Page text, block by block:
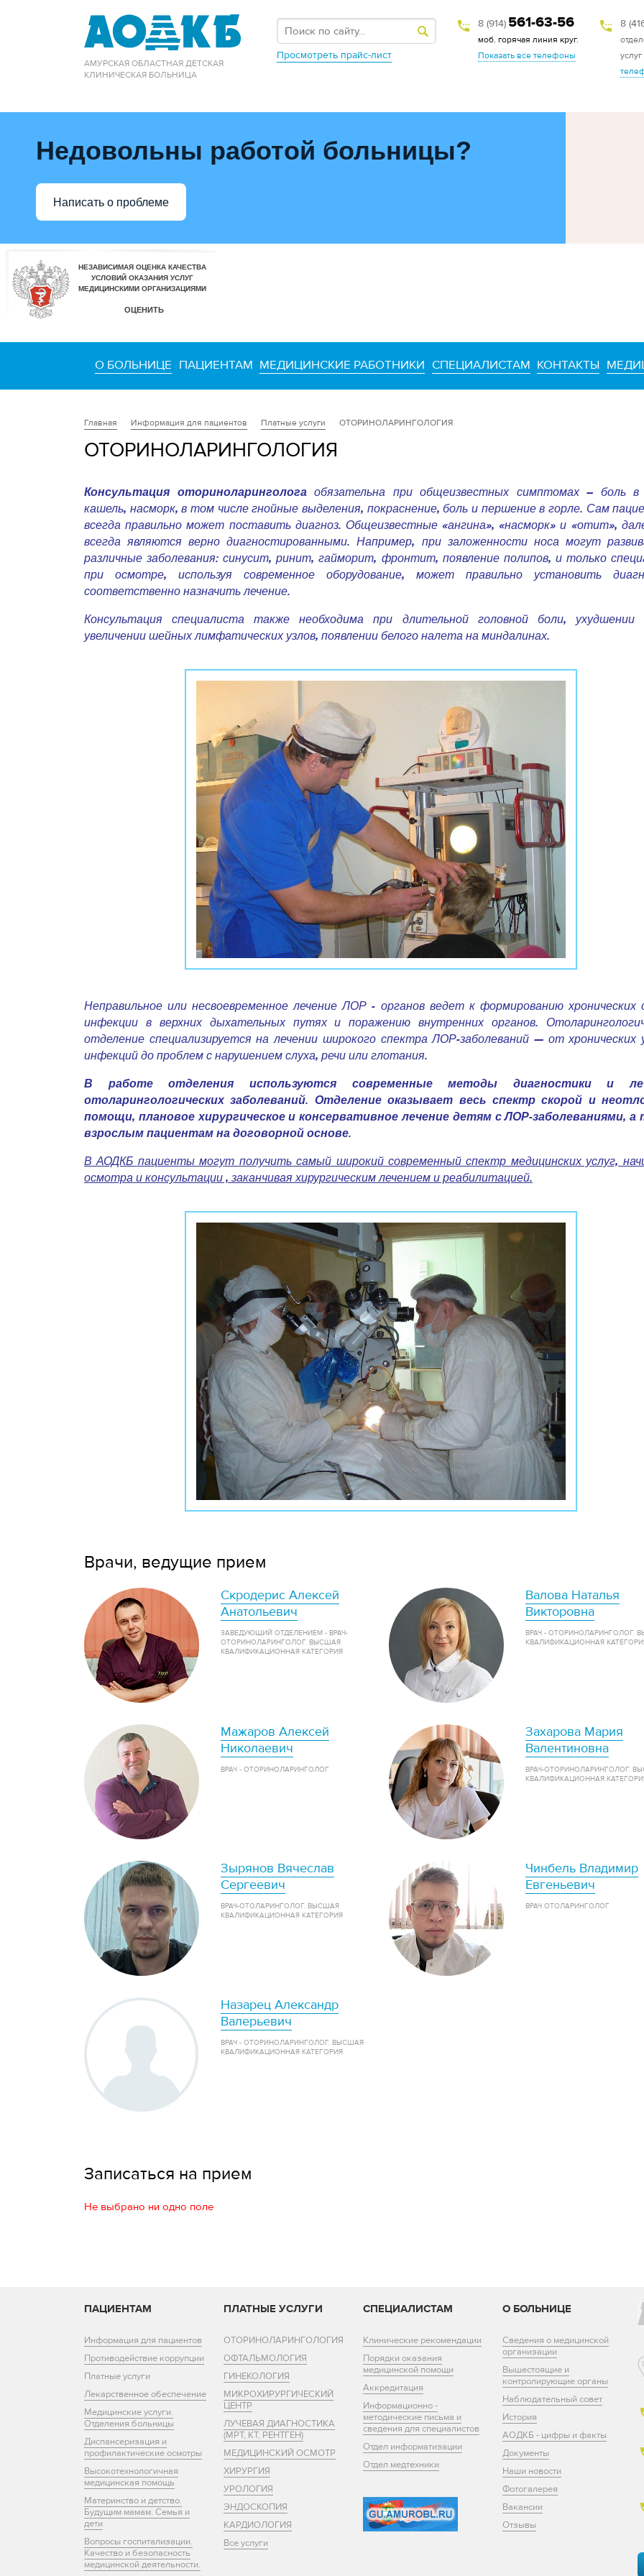
АМУРСКАЯ ОБЛАСТНАЯ ДЕТСКАЯ
КЛИНИЧЕСКАЯ БОЛЬНИЦА
Просмотреть прайс-лист
8 (914) 561-63-56
моб. горячая линия круг.
Показать все телефоны
8
услуг
Недовольны работой больницы?
Написать о проблеме
О БОЛЬНИЦЕ ПАЦИЕНТАМ МЕДИЦИНСКИЕ РАБОТНИКИ СПЕЦИАЛИСТАМ КОНТАКТЫ
Главная Информация для пациентов Платные услуги ОТОРИНОЛАРИНГОЛОГИЯ
ОТОРИНОЛАРИНГОЛОГИЯ
Консультация оториноларингологаобязательна при общеизвестных симптомах – боль в
кашель, насморк, в том числе гнойные выделения, покраснение, боль и першение в горле. Сам
всегда правильно может поставить диагноз. Общеизвестные «ангина», «насморк» и «отит»,
всегда являются верно диагностированными. Например, при заложенности носа могут
различные заболевания: синусит, ринит, гайморит, фронтит, появление полипов, и только
при осмотре, используя современное оборудование, может правильно установить
соответственно назначить лечение.
Консультация специалиста также необходима при длительной головной боли, ухудшении
увеличении шейных лимфатических узлов, появлении белого налета на миндалинах.
Неправильное или несвоевременное лечение ЛОР - органов ведет к формированию хронических
инфекции в верхних дыхательных путях и поражению внутренних органов.
отделение специализируется на лечении широкого спектра ЛОР-заболеваний — от хронических
инфекций до проблем с нарушением слуха, речи или глотания.
В работе отделения используются современные методы диагностики и
отоларингологических заболеваний. Отделение оказывает весь спектр скорой и
помощи, плановое хирургическое и консервативное лечение детям с ЛОР-заболеваниями, а
взрослым пациентам на договорной основе.
В АОДКБ пациенты могут получить самый широкий современный спектр медицинских услуг,
осмотра и консультации , заканчивая хирургическим лечением и реабилитацией.
Врачи, ведущие прием
Скродерис Алексей
Анатольевич
ЗАВЕДУЮЩИЙ ОТДЕЛЕНИЕМ - ВРАЧ-
ОТОРИНОЛАРИНГОЛОГ. ВЫСШАЯ
КВАЛИФИКАЦИОННАЯ КАТЕГОРИЯ
Валова Наталья
Викторовна
ВРАЧ - ОТОРИНОЛАРИНГОЛОГ.
КВАЛИФИКАЦИОННАЯ
Мажаров Алексей
Николаевич
ВРАЧ - ОТОРИНОЛАРИНГОЛОГ
Захарова Мария
Валентиновна
ВРАЧ-ОТОРИНОЛАРИНГОЛОГ.
КВАЛИФИКАЦИОННАЯ
Зырянов Вячеслав
Сергеевич
ВРАЧ-ОТОЛАРИНГОЛОГ. ВЫСШАЯ
КВАЛИФИКАЦИОННАЯ КАТЕГОРИЯ
Чинбель Владимир
Евгеньевич
ВРАЧ ОТОЛАРИНГОЛОГ
Назарец Александр
Валерьевич
ВРАЧ - ОТОРИНОЛАРИНГОЛОГ. ВЫСШАЯ
КВАЛИФИКАЦИОННАЯ КАТЕГОРИЯ
Записаться на прием
Не выбрано ни одно поле
ПАЦИЕНТАМ
Информация для пациентов
Противодействие коррупции
Платные услуги
Лекарственное обеспечение
Медицинские услуги.
Отделения больницы
Диспансеризация и
профилактические осмотры
Высокотехнологичная
медицинская помощь
Материнство и детство.
Будущим мамам. Семья и
дети
Вопросы госпитализации.
Качество и безопасность
медицинской деятельности.
ПЛАТНЫЕ УСЛУГИ
ОТОРИНОЛАРИНГОЛОГИЯ
ОФТАЛЬМОЛОГИЯ
ГИНЕКОЛОГИЯ
МИКРОХИРУРГИЧЕСКИЙ
ЦЕНТР
ЛУЧЕВАЯ ДИАГНОСТИКА
(МРТ, КТ, РЕНТГЕН)
МЕДИЦИНСКИЙ ОСМОТР
ХИРУРГИЯ
УРОЛОГИЯ
ЭНДОСКОПИЯ
КАРДИОЛОГИЯ
Все услуги
СПЕЦИАЛИСТАМ
Клинические рекомендации
Порядки оказания
медицинской помощи
Аккредитация
Информационно -
методические письма и
сведения для специалистов
Отдел информатизации
Отдел медтехники
О БОЛЬНИЦЕ
Сведения о медицинской
организации
Вышестоящие и
контролирующие органы
Наблюдательный совет
История
АОДКБ - цифры и факты
Документы
Наши новости
Фотогалерея
Вакансии
Отзывы